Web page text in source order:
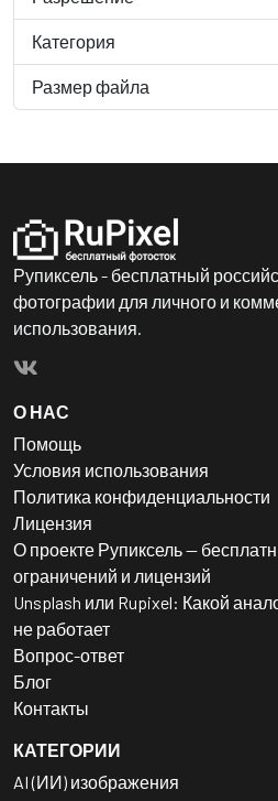
Категория
Размер файла
Рупиксель - бесплатный
фотографии для личного и
использования.
О НАС
Помощь
Условия использования
Политика конфиденциальности
Лицензия
О проекте Рупиксель —
ограничений и лицензий
Unsplash или Rupixel: Какой
не работает
Вопрос-ответ
Блог
Контакты
КАТЕГОРИИ
AI (ИИ) изображения